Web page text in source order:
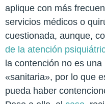
aplique con más
servicios médicos o
cuestionada, aunque,
de la atención
la contención no es
«sanitaria», por lo que
pueda haber